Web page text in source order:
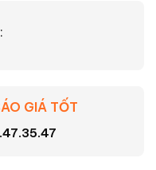
GIÁ TỐT